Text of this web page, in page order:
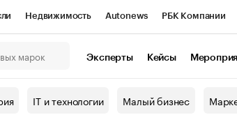
Недвижимость Autonews РБК Компании
контрагентов
Эксперты Кейсы
IT и технологии Малый бизнес